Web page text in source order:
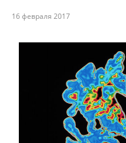
16 февраля 2017